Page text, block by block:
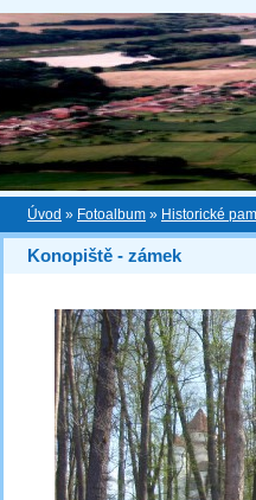
Úvod » Fotoalbum » Historické
Konopiště - zámek